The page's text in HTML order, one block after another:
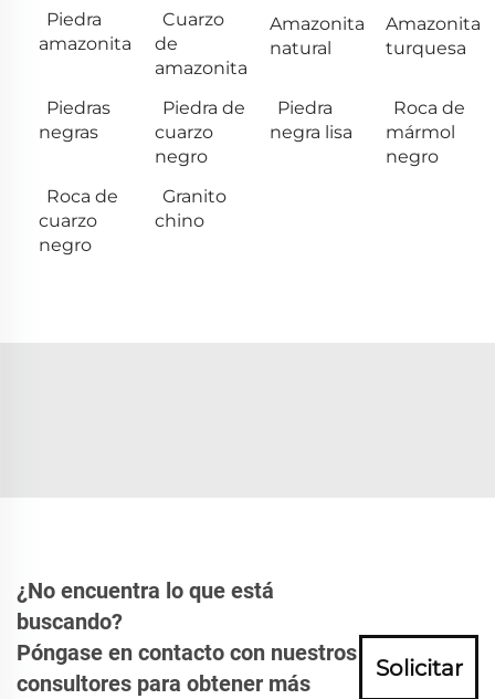
Piedra
amazonita
Cuarzo
de
amazonita
Amazonita
natural
Amazonita
turquesa
Piedras
negras
Piedra de
cuarzo
negro
Piedra
negra lisa
Roca de
mármol
negro
Roca de
cuarzo
negro
Granito
chino
¿No encuentra lo que está
buscando?
Póngase en contacto con nuestros
consultores para obtener más
Solicitar